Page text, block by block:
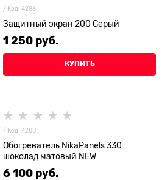
/ Код: 4286
Защитный экран 200 Серый
1 250 руб.
КУПИТЬ
/ Код: 4288
Обогреватель NikaPanels 330
шоколад матовый NEW
6 100 руб.